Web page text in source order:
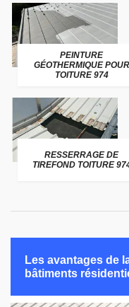
PEINTURE
GÉOTHERMIQUE POUR
TOITURE 974
RESSERRAGE DE
TIREFOND TOITURE
Les avantages de
bâtiments